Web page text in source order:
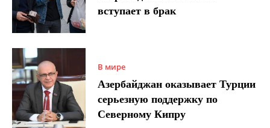
вступает в брак
В мире
Азербайджан оказывает Турции
серьезную поддержку по
Северному Кипру